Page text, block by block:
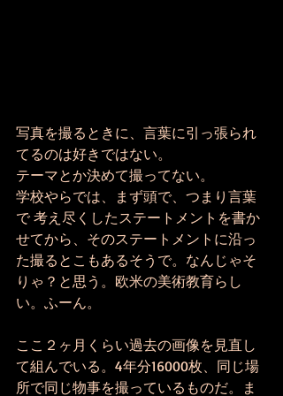
写真を撮るときに、言葉に引っ張られ
てるのは好きではない。
テーマとか決めて撮ってない。
学校やらでは、まず頭で、つまり言葉
で 考え尽くしたステートメントを書か
せてから、そのステートメントに沿っ
た撮るとこもあるそうで。なんじゃそ
りゃ？と思う。欧米の美術教育らし
い。ふーん。
ここ２ヶ月くらい過去の画像を見直し
て組んでいる。4年分16000枚、同じ場
所で同じ物事を撮っているものだ。ま